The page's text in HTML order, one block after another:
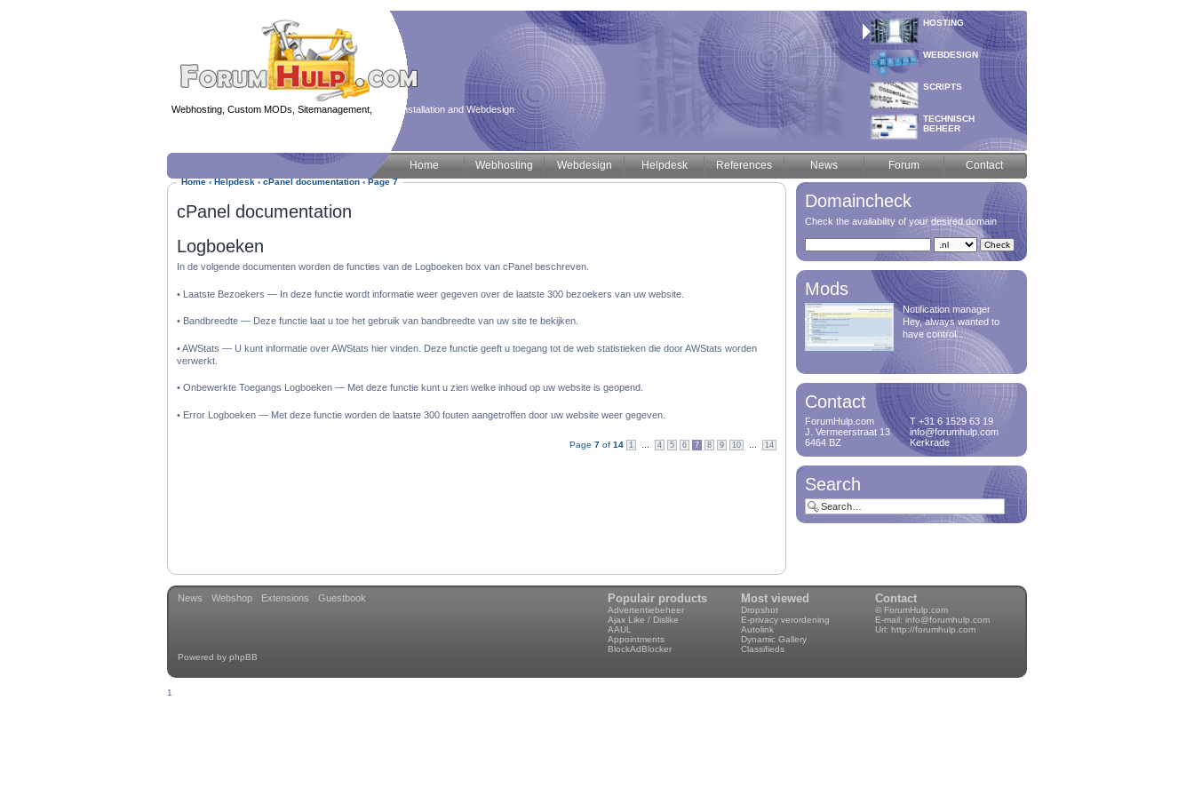
Webhosting, Custom MODs, Sitemanagement, MOD installation and Webdesign
HOSTING
WEBDESIGN
SCRIPTS
TECHNISCH
BEHEER
Home Webhosting Webdesign Helpdesk References News Forum Contact
Home ‹ Helpdesk ‹ cPanel documentation ‹Page 7
cPanel documentation
Logboeken
In de volgende documenten worden de functies van de Logboeken box van cPanel beschreven.
• Laatste Bezoekers — In deze functie wordt informatie weer gegeven over de laatste 300 bezoekers van uw website.
• Bandbreedte — Deze functie laat u toe het gebruik van bandbreedte van uw site te bekijken.
• AWStats — U kunt informatie over AWStats hier vinden. Deze functie geeft u toegang tot de web statistieken die door AWStats worden
verwerkt.
• Onbewerkte Toegangs Logboeken — Met deze functie kunt u zien welke inhoud op uw website is geopend.
• Error Logboeken — Met deze functie worden de laatste 300 fouten aangetroffen door uw website weer gegeven.
Page 7 of 14 1 … 4 5 6 7 8 9 10 … 14
Domaincheck
Check the availability of your desired domain
Mods
GDPR
25 mei is de E-privacy
verordening...
attachments
Delete orphan
attachments on a
cro...
Delete users with zero
posts
Delete users who
never posted a me...
Notification manager
Hey, always wanted to
have control...
Proband
Hey, always wanted to
have a famil...
verordening...
attachments on a
Delete users with zero
Contact
ForumHulp.com
T +31 6 1529 63 19
J. Vermeerstraat 13
info@forumhulp.com
6464 BZ
Kerkrade
Search
Populair products
Advertentiebeheer
Ajax Like / Dislike
AAUL
Appointments
BlockAdBlocker
Most viewed
Dropshot
E-privacy verordening
Autolink
Dynamic Gallery
Classifieds
Contact
© ForumHulp.com
E-mail: info@forumhulp.com
Url: http://forumhulp.com
News Webshop Extensions Guestbook
Powered by phpBB
1